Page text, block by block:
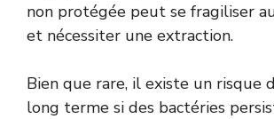
non protégée peut se fragiliser
et nécessiter une extraction.
Bien que rare, il existe un risque
long terme si des bactéries